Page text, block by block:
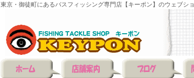
東京・御徒町にあるバスフィッシング専門店【キーポン】のウェブシ